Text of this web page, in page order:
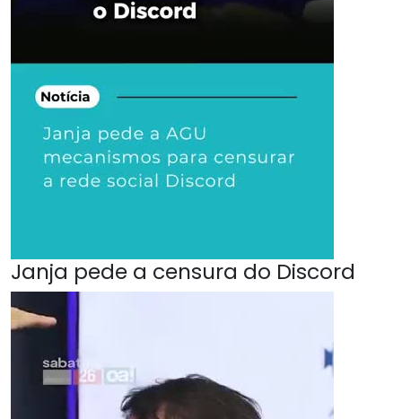
Janja pede a censura do Discord